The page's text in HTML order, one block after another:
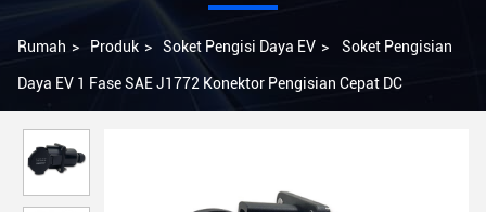
Rumah > Produk > Soket Pengisi Daya EV > Soket Pengisian
Daya EV 1 Fase SAE J1772 Konektor Pengisian Cepat DC